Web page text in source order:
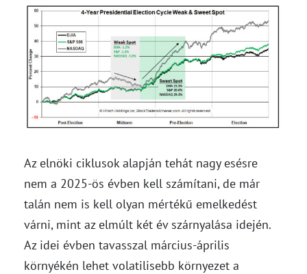
Az elnöki ciklusok alapján tehát nagy esésre
nem a 2025-ös évben kell számítani, de már
talán nem is kell olyan mértékű emelkedést
várni, mint az elmúlt két év szárnyalása idején.
Az idei évben tavasszal március-április
környékén lehet volatilisebb környezet a